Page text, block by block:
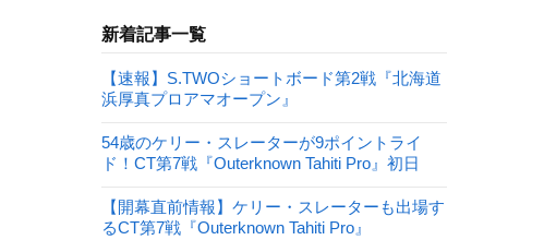
新着記事一覧
【速報】S.TWOショートボード第2戦『北海道
浜厚真プロアマオープン』
54歳のケリー・スレーターが9ポイントライ
ド！CT第7戦『Outerknown Tahiti Pro』初日
【開幕直前情報】ケリー・スレーターも出場す
るCT第7戦『Outerknown Tahiti Pro』